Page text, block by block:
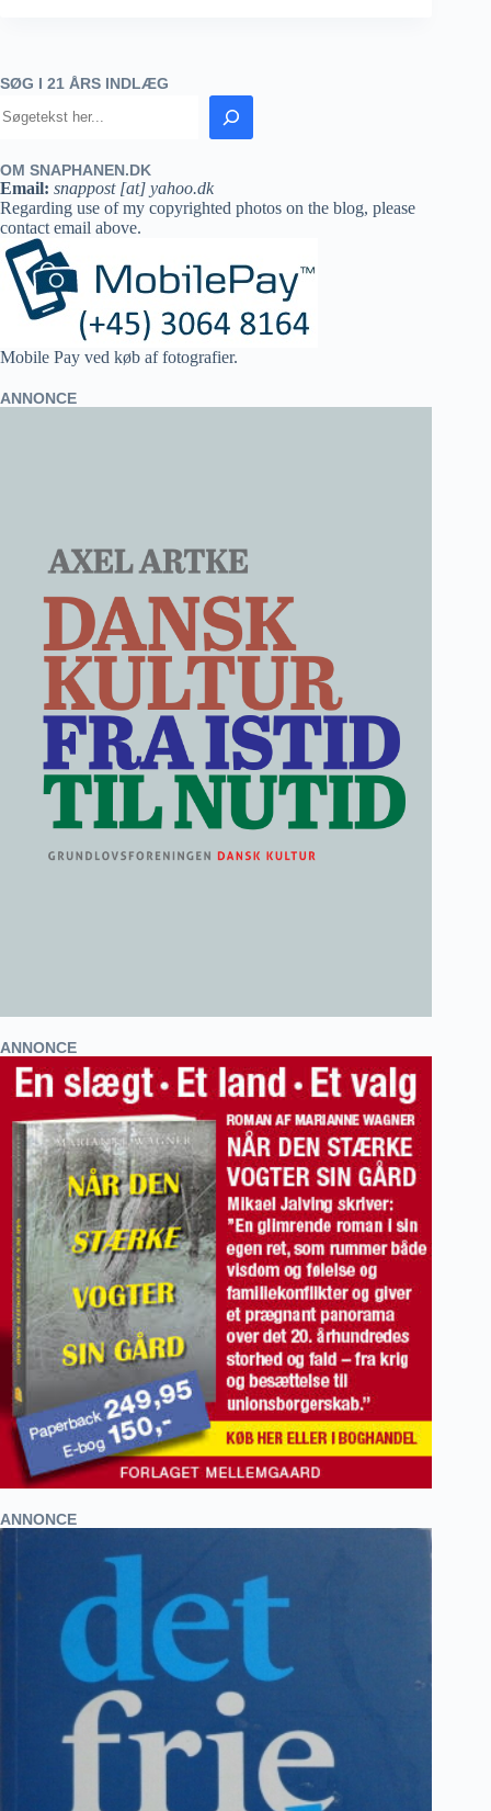
SØG I 21 ÅRS INDLÆG
OM SNAPHANEN.DK
Email: snappost [at] yahoo.dk
Regarding use of my copyrighted photos on the blog, please
contact email above.
Mobile Pay ved køb af fotografier.
ANNONCE
ANNONCE
ANNONCE